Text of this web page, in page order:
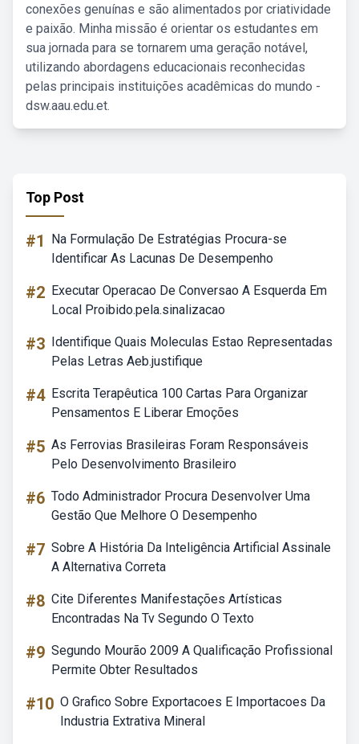
conexões genuínas e são alimentados por criatividade
e paixão. Minha missão é orientar os estudantes em
sua jornada para se tornarem uma geração notável,
utilizando abordagens educacionais reconhecidas
pelas principais instituições acadêmicas do mundo -
dsw.aau.edu.et.
Top Post
#1
Na Formulação De Estratégias Procura-se
Identificar As Lacunas De Desempenho
#2 Executar Operacao De Conversao A Esquerda Em
Local Proibido.pela.sinalizacao
#3 Identifique Quais Moleculas Estao Representadas
Pelas Letras Aeb.justifique
#4 Escrita Terapêutica 100 Cartas Para Organizar
Pensamentos E Liberar Emoções
#5 As Ferrovias Brasileiras Foram Responsáveis
Pelo Desenvolvimento Brasileiro
#6 Todo Administrador Procura Desenvolver Uma
Gestão Que Melhore O Desempenho
#7 Sobre A História Da Inteligência Artificial Assinale
A Alternativa Correta
#8 Cite Diferentes Manifestações Artísticas
Encontradas Na Tv Segundo O Texto
#9 Segundo Mourão 2009 A Qualificação Profissional
Permite Obter Resultados
#10 O Grafico Sobre Exportacoes E Importacoes Da
Industria Extrativa Mineral